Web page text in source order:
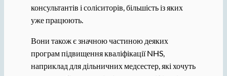
консультантів і соліситорів, більшість із яких
уже працюють.
Вони також є значною частиною деяких
програм підвищення кваліфікації NHS,
наприклад для дільничних медсестер, які хочуть